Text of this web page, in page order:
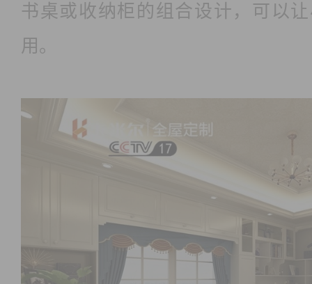
书桌或收纳柜的组合设计，可以
用。